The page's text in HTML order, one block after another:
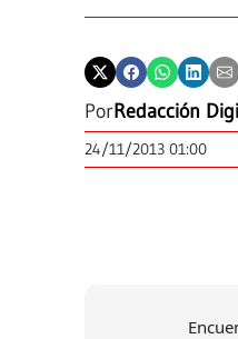
PorRedacción
24/11/2013 01:00